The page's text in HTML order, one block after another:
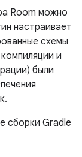
Room можно
настраивает
схемы
и
были
сборки Gradle